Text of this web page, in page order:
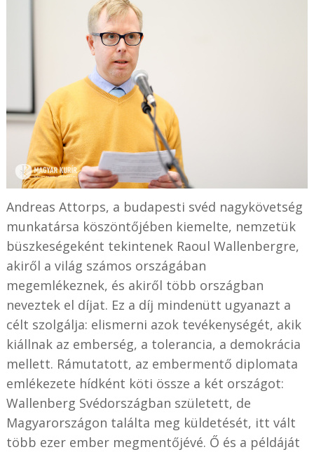
Andreas Attorps, a budapesti svéd nagykövetség
munkatársa köszöntőjében kiemelte, nemzetük
büszkeségeként tekintenek Raoul Wallenbergre,
akiről a világ számos országában
megemlékeznek, és akiről több országban
neveztek el díjat. Ez a díj mindenütt ugyanazt a
célt szolgálja: elismerni azok tevékenységét, akik
kiállnak az emberség, a tolerancia, a demokrácia
mellett. Rámutatott, az embermentő diplomata
emlékezete hídként köti össze a két országot:
Wallenberg Svédországban született, de
Magyarországon találta meg küldetését, itt vált
több ezer ember megmentőjévé. Ő és a példáját